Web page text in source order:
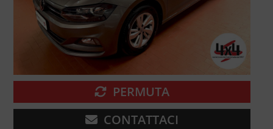
PERMUTA
CONTATTACI